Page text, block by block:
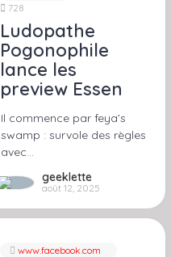
728
Ludopathe
Pogonophile
lance les
preview Essen
Il commence par feya’s
swamp : survole des règles
avec…
geeklette
août 12, 2025
www.facebook.com